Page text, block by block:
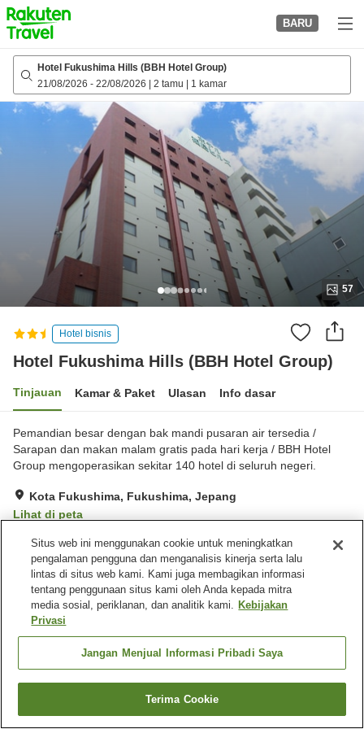
to
top
page
BARU
Hotel Fukushima Hills (BBH Hotel Group)
21/08/2026 - 22/08/2026 2 tamu 1 kamar
57
Hotel bisnis
Hotel Fukushima Hills (BBH Hotel Group)
Tinjauan Kamar & Paket Ulasan Info dasar
Pemandian besar dengan bak mandi pusaran air tersedia /
Sarapan dan makan malam gratis pada hari kerja / BBH Hotel
Group mengoperasikan sekitar 140 hotel di seluruh negeri.
Kota Fukushima, Fukushima, Jepang
Lihat di peta
Sangat baik Ulasan: 702
Fasilitas properti
Tempat parkir
Spa / Salon kecantikan
Kafe
Beranda Jepang Fukushima
Kota Fukushima
Hotel Fukushima Hills (BBH Hotel Group)
Cari kamar
Situs web ini menggunakan cookie untuk meningkatkan
pengalaman pengguna dan menganalisis kinerja serta lalu
lintas di situs web kami. Kami juga membagikan informasi
tentang penggunaan situs kami oleh Anda kepada mitra
media sosial, periklanan, dan analitik kami. Kebijakan
Privasi
Jangan Menjual Informasi Pribadi Saya
Terima Cookie